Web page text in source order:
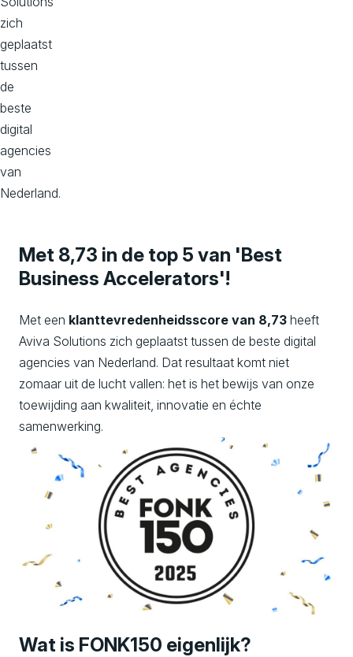
zich
geplaatst
tussen
de
beste
digital
agencies
van
Nederland.
Met 8,73 in de top 5 van 'Best
Business Accelerators'!
Met een klanttevredenheidsscore van 8,73 heeft
Aviva Solutions zich geplaatst tussen de beste digital
agencies van Nederland. Dat resultaat komt niet
zomaar uit de lucht vallen: het is het bewijs van onze
toewijding aan kwaliteit, innovatie en échte
samenwerking.
Wat is FONK150 eigenlijk?